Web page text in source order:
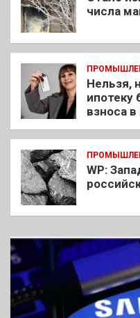
числа
Нельзя,
ипотеку
взноса в
WP: